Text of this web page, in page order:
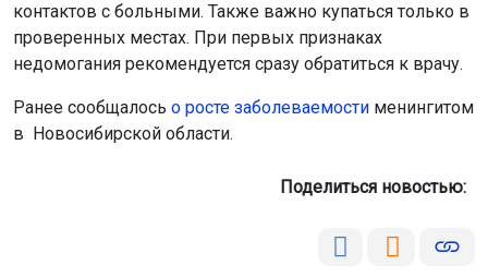
контактов с больными. Также важно купаться только в
проверенных местах. При первых признаках
недомогания рекомендуется сразу обратиться к врачу.
Ранее сообщалось о росте заболеваемости менингитом
в Новосибирской области.
Поделиться новостью: